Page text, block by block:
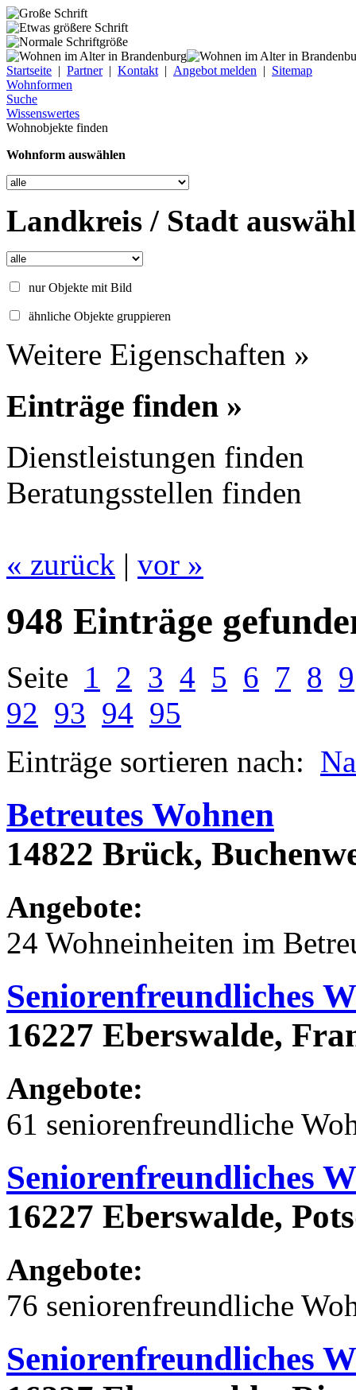
Startseite | Partner| Kontakt | Angebot melden | Sitemap
Wohnformen
Suche
Wissenswertes
Wohnobjekte finden
Wohnform auswählen
Landkreis / Stadt
nur Objekte mit Bild
ähnliche Objekte gruppieren
Weitere Eigenschaften »
Einträge finden »
Dienstleistungen finden
Beratungsstellen finden
« zurück | vor »
948 Einträge
Seite 1 2 3 4 5 6 7 8 9
92 93 94 95
Einträge sortieren nach:
Betreutes Wohnen
14822 Brück,
Angebote:
24 Wohneinheiten im
Seniorenfreundliches
16227 Eberswalde,
Angebote:
61 seniorenfreundliche
Seniorenfreundliches
16227 Eberswalde,
Angebote:
76 seniorenfreundliche
Seniorenfreundliches